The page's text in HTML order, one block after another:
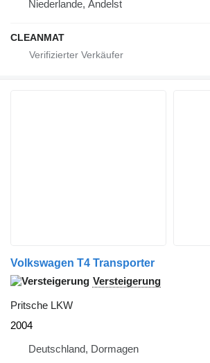
Niederlande, Andelst
CLEANMAT
Volkswagen T4 Transporter
Versteigerung
Pritsche LKW
2004
Deutschland, Dormagen